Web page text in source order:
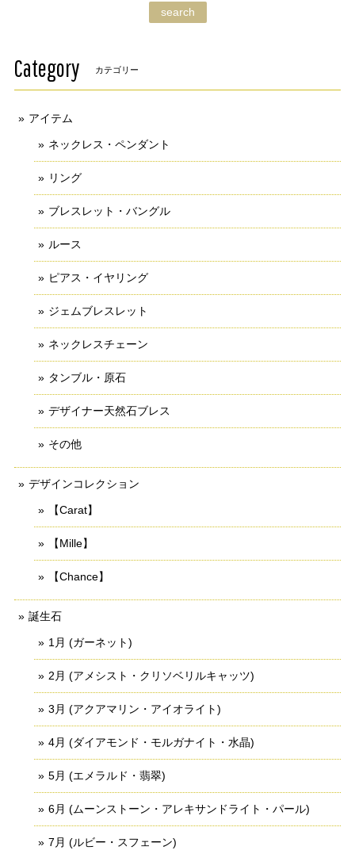
search
Category カテゴリー
アイテム
ネックレス・ペンダント
リング
ブレスレット・バングル
ルース
ピアス・イヤリング
ジェムブレスレット
ネックレスチェーン
タンブル・原石
デザイナー天然石ブレス
その他
デザインコレクション
【Carat】
【Mille】
【Chance】
誕生石
1月 (ガーネット)
2月 (アメシスト・クリソベリルキャッツ)
3月 (アクアマリン・アイオライト)
4月 (ダイアモンド・モルガナイト・水晶)
5月 (エメラルド・翡翠)
6月 (ムーンストーン・アレキサンドライト・パール)
7月 (ルビー・スフェーン)